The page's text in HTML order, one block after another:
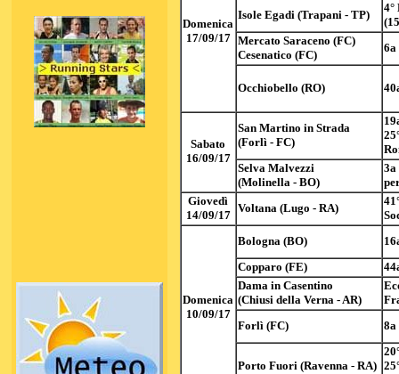
Domenica
17/09/17
Isole Egadi (Trapani - TP)
4°
Mercato Saraceno (FC)
Cesenatico (FC)
6a
Occhiobello (RO)
Sabato
16/09/17
San Martino in Strada
(Forlì - FC)
Selva Malvezzi
(Molinella - BO)
3a
Giovedì
14/09/17
Voltana (Lugo - RA)
Domenica
10/09/17
Bologna (BO)
Copparo (FE)
Dama in Casentino
(Chiusi della Verna - AR)
Forlì (FC)
8a
Porto Fuori (Ravenna - RA)